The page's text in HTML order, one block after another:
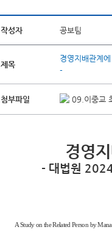
작성자 공보팀
제목
경영지배관계
-
첨부파일 09.이중교
경영
- 대법원
A Study on the Related Person by